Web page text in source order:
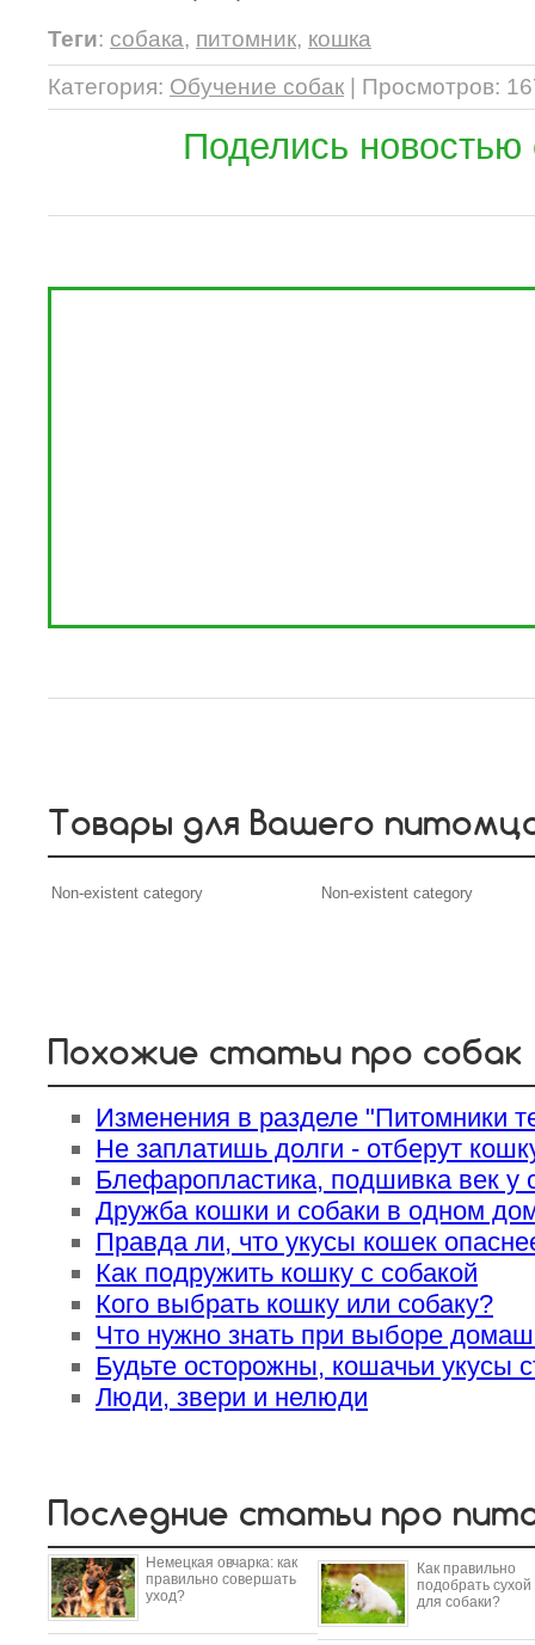
Теги: собака, питомник, кошка
Категория: Обучение собак Просмотров:
Поделись новостью
Товары для Вашего
Non-existent category Non-existent category
Похожие статьи про собак
Изменения в разделе "Питомники
Не заплатишь долги - отберут
Блефаропластика, подшивка век у
Дружба кошки и собаки в одном
Правда ли, что укусы кошек
Как подружить кошку с собакой
Кого выбрать кошку или собаку?
Что нужно знать при выборе
Будьте осторожны, кошачьи укусы
Люди, звери и нелюди
Последние статьи про
Немецкая овчарка: как
правильно совершать
уход?
Как правильно
подобрать сухой
для собаки?